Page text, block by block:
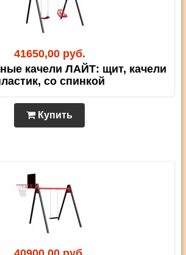
41650,00 руб.
качели ЛАЙТ: щит, качели
со спинкой
Купить